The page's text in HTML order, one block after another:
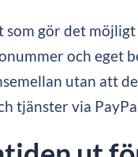
som gör det
och eget
utan att
tjänster via